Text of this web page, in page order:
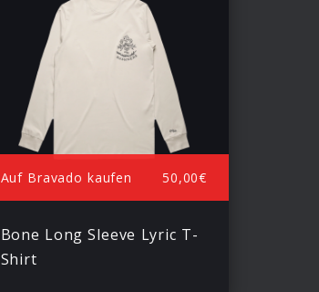
Auf Bravado kaufen 50,00€
Bone Long Sleeve Lyric T-
Shirt